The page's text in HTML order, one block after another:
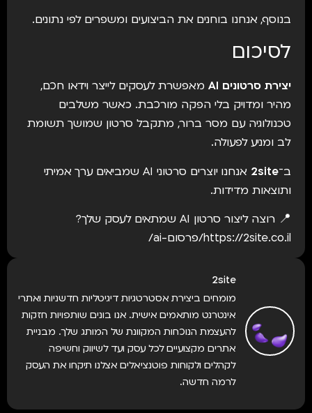
בנוסף, אנחנו בוחנים את הביצועים ומשפרים לפי נתונים.
לסיכום
יצירת סרטונים AI
מאפשרת לעסקים לייצר וידאו חכם,
מהיר ומדויק בלי הפקה מורכבת. כאשר משלבים
טכנולוגיה עם מסר ברור, מתקבל סרטון שמושך תשומת
לב ומניע לפעולה.
ב־2site
אנחנו יוצרים סרטוני AI שמביאים ערך אמיתי
ותוצאות מדידות.
📍 רוצה ליצור סרטון AI שמתאים לעסק שלך?
https://2site.co.il/פרסום-ai/
2site
מומחים ביצירת אסטרטגיות דיגיטליות חדשניות ואתרי
אינטרנט מותאמים אישית. אנו בונים שותפויות חזקות
להעצמת הנוכחות המקוונת של המותג שלך. מבניית
אתרים מקצועיים לכל עסק ועד לשיווק וחשיפה
לקהלים ולקוחות פוטנציאלים אצלנו תיקחו את העסק
לרמה חדשה.